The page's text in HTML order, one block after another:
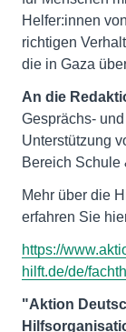
Helfer:innen
richtigen
die in Gaza
An die
Gesprächs-
Unterstützung
Bereich Schule
Mehr über die
erfahren Sie
https://
hilft.de/de/
"Aktion